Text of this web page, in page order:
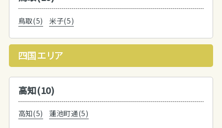
鳥取(5) 米子(5)
四国エリア
高知(10)
高知(5) 蓮池町通(5)